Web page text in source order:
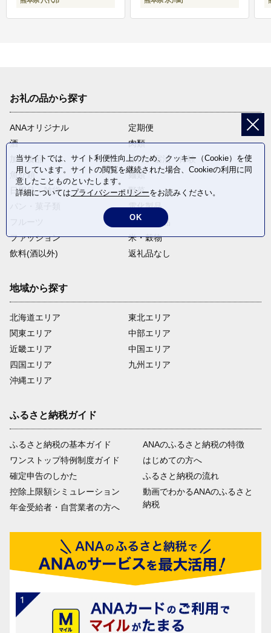
お礼の品から探す
ANAオリジナル
定期便
酒
肉類
加工食品
旅行・宿泊・体験
魚介類
麺類
日用品・雑貨
野菜
電化製品
卵・乳製品
ファッション
米・穀物
飲料(酒以外)
返礼品なし
地域から探す
北海道エリア
関東エリア
近畿エリア
四国エリア
沖縄エリア
東北エリア
中部エリア
中国エリア
九州エリア
ふるさと納税ガイド
ふるさと納税の基本ガイド
ワンストップ特例制度ガイド
確定申告のしかた
控除上限額シミュレーション
年金受給者・自営業者の方へ
ANAのふるさと納税の特徴
はじめての方へ
ふるさと納税の流れ
動画でわかるANAのふるさと
納税
当サイトでは、サイト利便性向上のため、クッキー（Cookie）を使
用しています。サイトの閲覧を継続された場合、Cookieの利用に同
意したことものといたします。
詳細についてはプライバシーポリシーをお読みください。
OK